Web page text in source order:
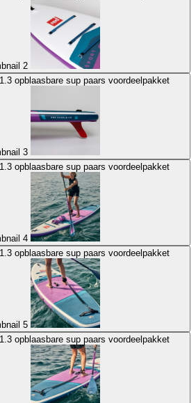
thumbnail 2
opblaasbare sup paars voordeelpakket
thumbnail 3
opblaasbare sup paars voordeelpakket
thumbnail 4
opblaasbare sup paars voordeelpakket
thumbnail 5
opblaasbare sup paars voordeelpakket